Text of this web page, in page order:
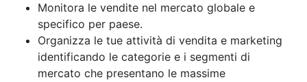
Monitora le vendite nel mercato globale e
specifico per paese.
Organizza le tue attività di vendita e marketing
identificando le categorie e i segmenti di
mercato che presentano le massime